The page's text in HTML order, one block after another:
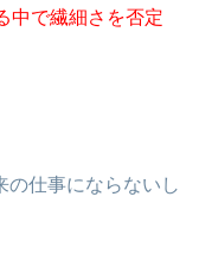
中で繊細さを否定
の仕事にならないし